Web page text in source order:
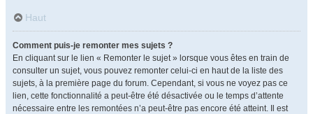
Haut
Comment puis-je remonter mes sujets ?
En cliquant sur le lien « Remonter le sujet » lorsque vous êtes en train de
consulter un sujet, vous pouvez remonter celui-ci en haut de la liste des
sujets, à la première page du forum. Cependant, si vous ne voyez pas ce
lien, cette fonctionnalité a peut-être été désactivée ou le temps d’attente
nécessaire entre les remontées n’a peut-être pas encore été atteint. Il est